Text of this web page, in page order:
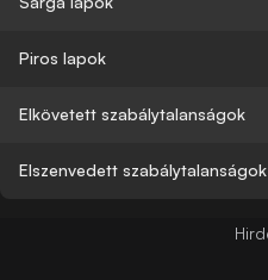
Piros lapok
Elkövetett szabálytalanságok
Elszenvedett szabálytalanságok